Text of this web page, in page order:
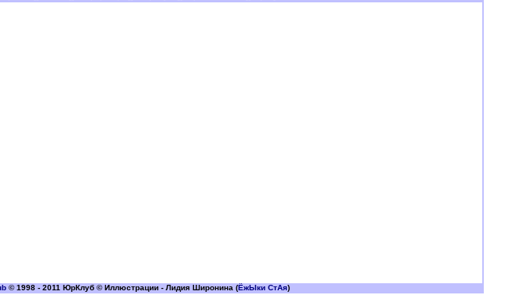
© 1998 - 2011 ЮрКлуб © Иллюстрации - Лидия Широнина (ЁжЫки СтАя)